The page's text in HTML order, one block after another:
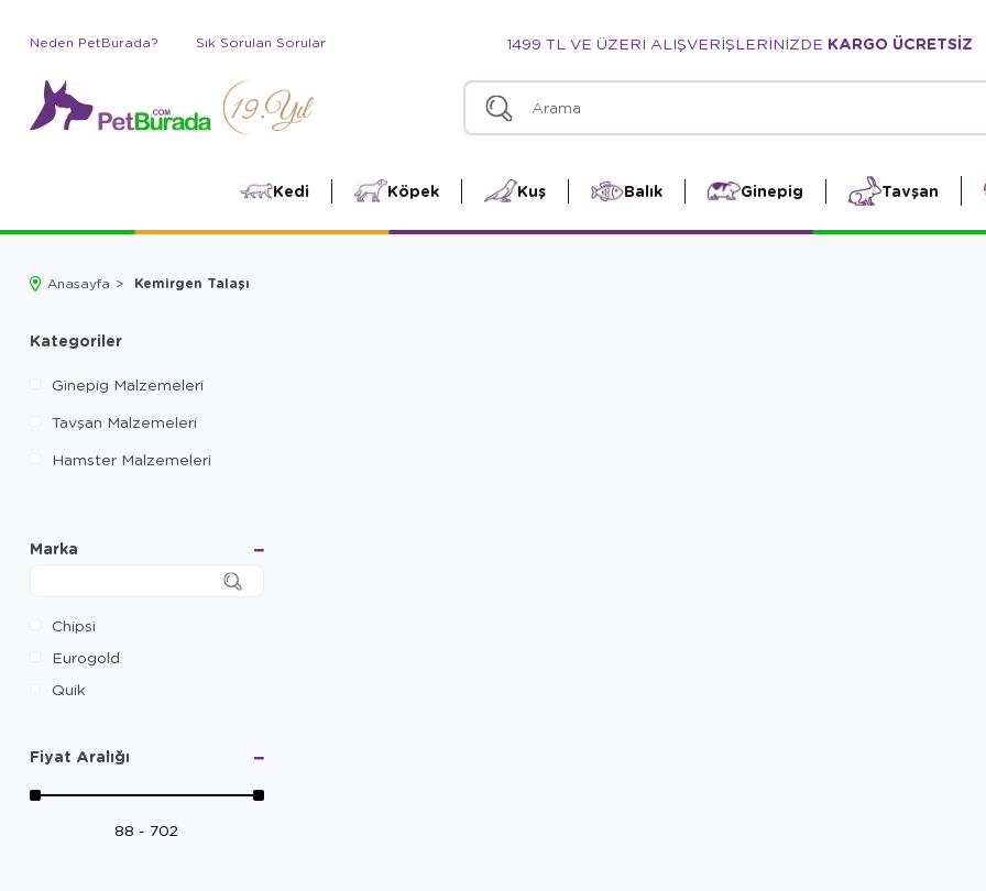
Neden PetBurada? Sık Sorulan Sorular 1499 TL VE ÜZERİ ALIŞVERİŞLERİNİZDE KARGO ÜCRETSİZ
Kedi Köpek Kuş Balık Ginepig Tavşan
Anasayfa Kemirgen Talaşı
Kategoriler
Ginepig Malzemeleri
Tavşan Malzemeleri
Hamster Malzemeleri
Marka
Chipsi
Eurogold
Quik
Fiyat Aralığı
88 - 702